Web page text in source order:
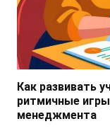
Как развивать
ритмичные
менеджмента